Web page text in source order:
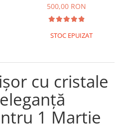
500,00 RON
STOC EPUIZAT
cu cristale
1 Martie